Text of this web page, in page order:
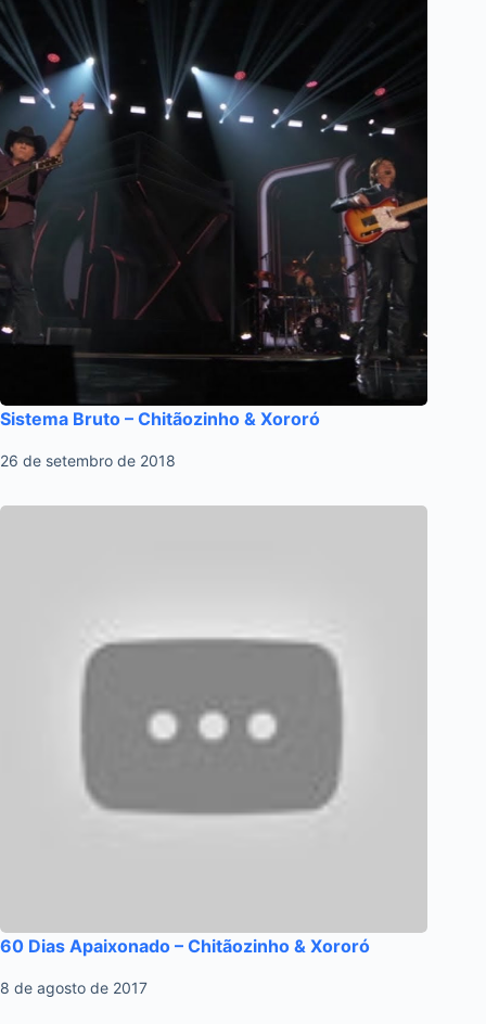
Sistema Bruto – Chitãozinho & Xororó
26 de setembro de 2018
60 Dias Apaixonado – Chitãozinho & Xororó
8 de agosto de 2017